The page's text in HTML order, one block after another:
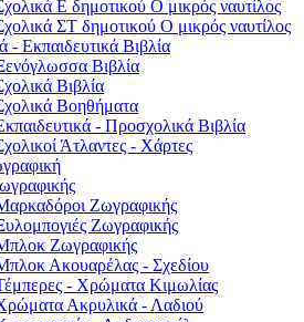
Ε δημοτικού Ο μικρός ναυτίλος
ΣΤ δημοτικού Ο μικρός ναυτίλος
- Εκπαιδευτικά Βιβλία
Βιβλία
Βιβλία
Βοηθήματα
- Προσχολικά Βιβλία
Άτλαντες - Χάρτες
Ζωγραφικής
Ζωγραφικής
Ζωγραφικής
Ακουαρέλας - Σχεδίου
- Χρώματα Κιμωλίας
Ακρυλικά - Λαδιού